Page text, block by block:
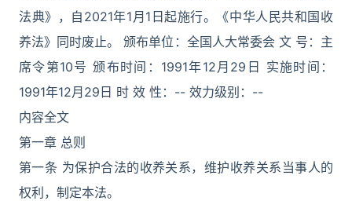
法典》，自2021年1月1日起施行。《中华人民共和国收
养法》同时废止。 颁布单位：全国人大常委会 文 号：主
席令第10号 颁布时间：1991年12月29日 实施时间：
1991年12月29日 时 效 性：-- 效力级别：--
内容全文
第一章 总则
第一条 为保护合法的收养关系，维护收养关系当事人的
权利，制定本法。